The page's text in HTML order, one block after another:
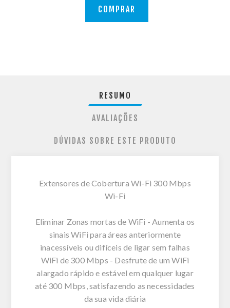
COMPRAR
RESUMO
AVALIAÇÕES
DÚVIDAS SOBRE ESTE PRODUTO
Extensores de Cobertura Wi-Fi 300 Mbps
Wi-Fi
Eliminar Zonas mortas de WiFi - Aumenta os
sinais WiFi para áreas anteriormente
inacessíveis ou difíceis de ligar sem falhas
WiFi de 300 Mbps - Desfrute de um WiFi
alargado rápido e estável em qualquer lugar
até 300 Mbps, satisfazendo as necessidades
da sua vida diária